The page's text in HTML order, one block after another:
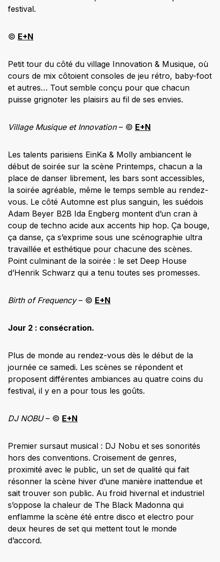
festival.
© E+N
Petit tour du côté du village Innovation & Musique, où
cours de mix côtoient consoles de jeu rétro, baby-foot
et autres… Tout semble conçu pour que chacun
puisse grignoter les plaisirs au fil de ses envies.
Village Musique et Innovation– © E+N
Les talents parisiens EinKa & Molly ambiancent le
début de soirée sur la scène Printemps, chacun a la
place de danser librement, les bars sont accessibles,
la soirée agréable, même le temps semble au rendez-
vous. Le côté Automne est plus sanguin, les suédois
Adam Beyer B2B Ida Engberg montent d’un cran à
coup de techno acide aux accents hip hop. Ça bouge,
ça danse, ça s’exprime sous une scénographie ultra
travaillée et esthétique pour chacune des scènes.
Point culminant de la soirée : le set Deep House
d’Henrik Schwarz qui a tenu toutes ses promesses.
Birth of Frequency– © E+N
Jour 2 : consécration.
Plus de monde au rendez-vous dès le début de la
journée ce samedi. Les scènes se répondent et
proposent différentes ambiances au quatre coins du
festival, il y en a pour tous les goûts.
DJ NOBU– © E+N
Premier sursaut musical : DJ Nobu et ses sonorités
hors des conventions. Croisement de genres,
proximité avec le public, un set de qualité qui fait
résonner la scène hiver d’une manière inattendue et
sait trouver son public. Au froid hivernal et industriel
s’oppose la chaleur de The Black Madonna qui
enflamme la scène été entre disco et electro pour
deux heures de set qui mettent tout le monde
d’accord.